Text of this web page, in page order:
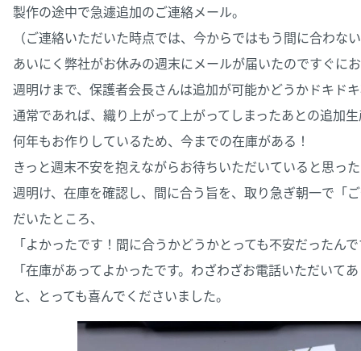
製作の途中で急遽追加のご連絡メール。
（ご連絡いただいた時点では、今からではもう間に合わな
あいにく弊社がお休みの週末にメールが届いたのですぐに
週明けまで、保護者会長さんは追加が可能かどうかドキド
通常であれば、織り上がって上がってしまったあとの追加
何年もお作りしているため、今までの在庫がある！
きっと週末不安を抱えながらお待ちいただいていると思っ
週明け、在庫を確認し、間に合う旨を、取り急ぎ朝一で「
だいたところ、
「よかったです！間に合うかどうかとっても不安だったん
「在庫があってよかったです。わざわざお電話いただいて
と、とっても喜んでくださいました。